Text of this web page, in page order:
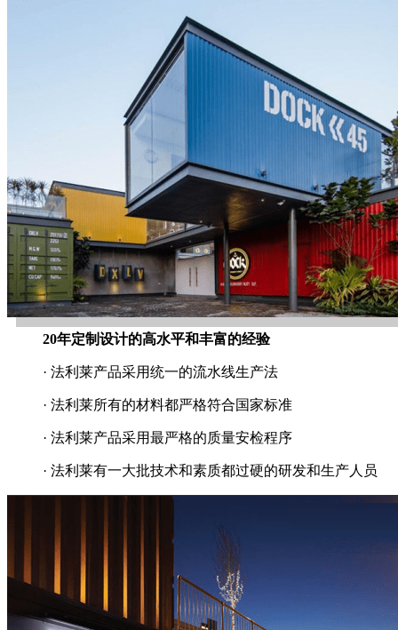
20年定制设计的高水平和丰富的经验
· 法利莱产品采用统一的流水线生产法
· 法利莱所有的材料都严格符合国家标准
· 法利莱产品采用最严格的质量安检程序
· 法利莱有一大批技术和素质都过硬的研发和生产人员